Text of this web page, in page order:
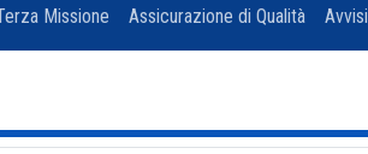
Missione (current)
Assicurazione di Qualità(current)
Avvisi